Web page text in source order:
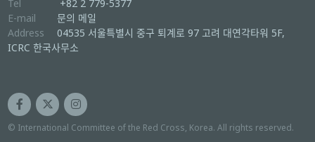
Tel
+82 2 779-5377
E-mail
문의 메일
Address
04535 서울특별시 중구 퇴계로 97 고려 대연각타워 5F,
ICRC 한국사무소
© International Committee of the Red Cross, Korea. All rights reserved.